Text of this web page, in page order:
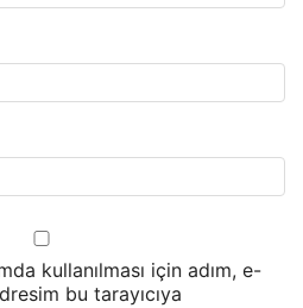
kullanılması için adım, e-
bu tarayıcıya